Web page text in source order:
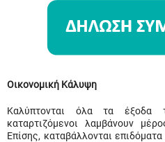
Οικονομική Κάλυψη
Καλύπτονται όλα τα έξοδα
καταρτιζόμενοι λαμβάνουν
Επίσης, καταβάλλονται